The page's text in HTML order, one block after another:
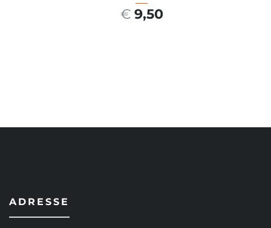
€ 9,50
ADRESSE